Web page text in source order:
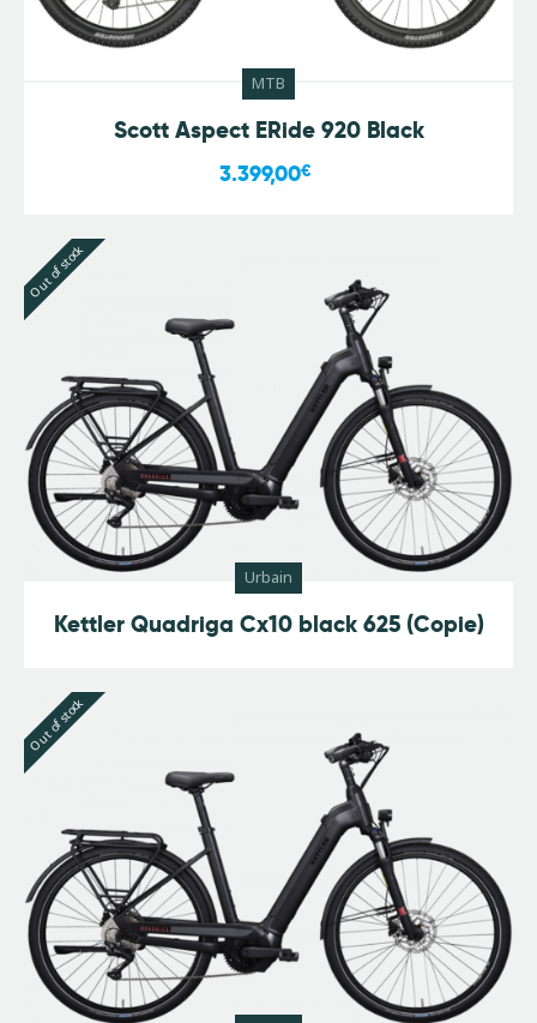
MTB
Scott Aspect ERide 920 Black
3.399,00€
Out of stock
Urbain
Kettler Quadriga Cx10 black 625 (Copie)
Out of stock